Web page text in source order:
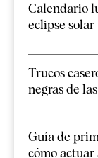
Calendario
eclipse solar
Trucos
negras de
Guía de
cómo actuar